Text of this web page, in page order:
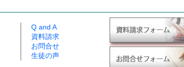
Q and A
資料請求
お問合せ
生徒の声